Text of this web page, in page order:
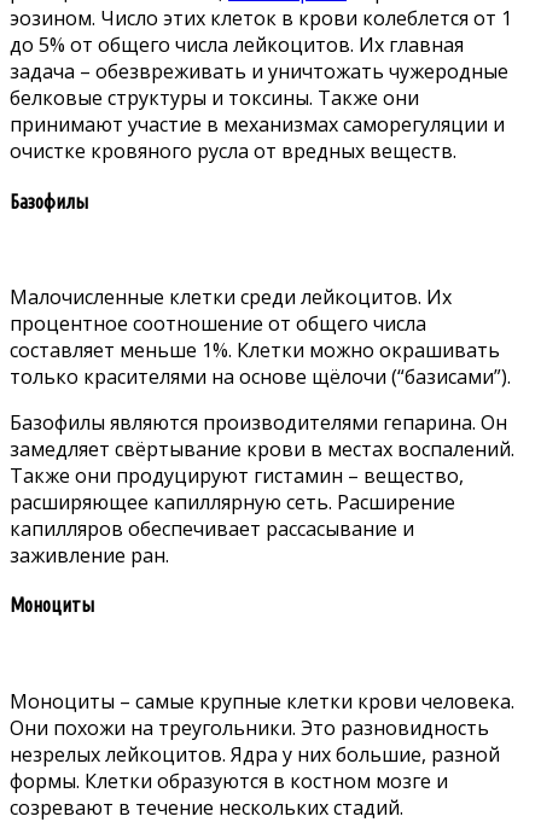
эозином. Число этих клеток в крови колеблется от 1
до 5% от общего числа лейкоцитов. Их главная
задача – обезвреживать и уничтожать чужеродные
белковые структуры и токсины. Также они
принимают участие в механизмах саморегуляции и
очистке кровяного русла от вредных веществ.
Базофилы
Малочисленные клетки среди лейкоцитов. Их
процентное соотношение от общего числа
составляет меньше 1%. Клетки можно окрашивать
только красителями на основе щёлочи (“базисами”).
Базофилы являются производителями гепарина. Он
замедляет свёртывание крови в местах воспалений.
Также они продуцируют гистамин – вещество,
расширяющее капиллярную сеть. Расширение
капилляров обеспечивает рассасывание и
заживление ран.
Моноциты
Моноциты – самые крупные клетки крови человека.
Они похожи на треугольники. Это разновидность
незрелых лейкоцитов. Ядра у них большие, разной
формы. Клетки образуются в костном мозге и
созревают в течение нескольких стадий.